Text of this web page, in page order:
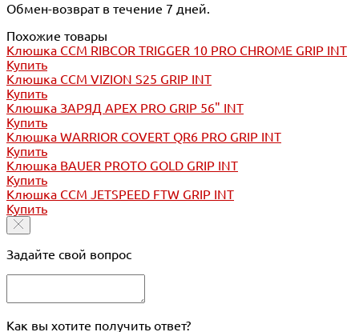
Обмен-возврат в течение 7 дней.
Похожие товары
Клюшка CCM RIBCOR TRIGGER 10 PRO CHROME GRIP INT
Купить
Клюшка CCM VIZION S25 GRIP INT
Купить
Клюшка ЗАРЯД АPEX PRO GRIP 56" INT
Купить
Клюшка WARRIOR COVERT QR6 PRO GRIP INT
Купить
Клюшка BAUER PROTO GOLD GRIP INT
Купить
Клюшка CCM JETSPEED FTW GRIP INT
Купить
Задайте свой вопрос
Как вы хотите получить ответ?